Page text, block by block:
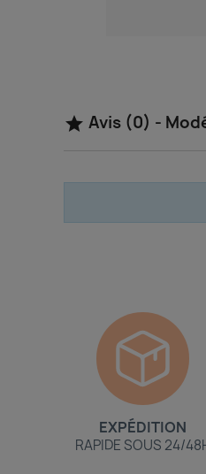
 Avis (0) -
EXPÉDITION
RAPIDE SOUS 24/